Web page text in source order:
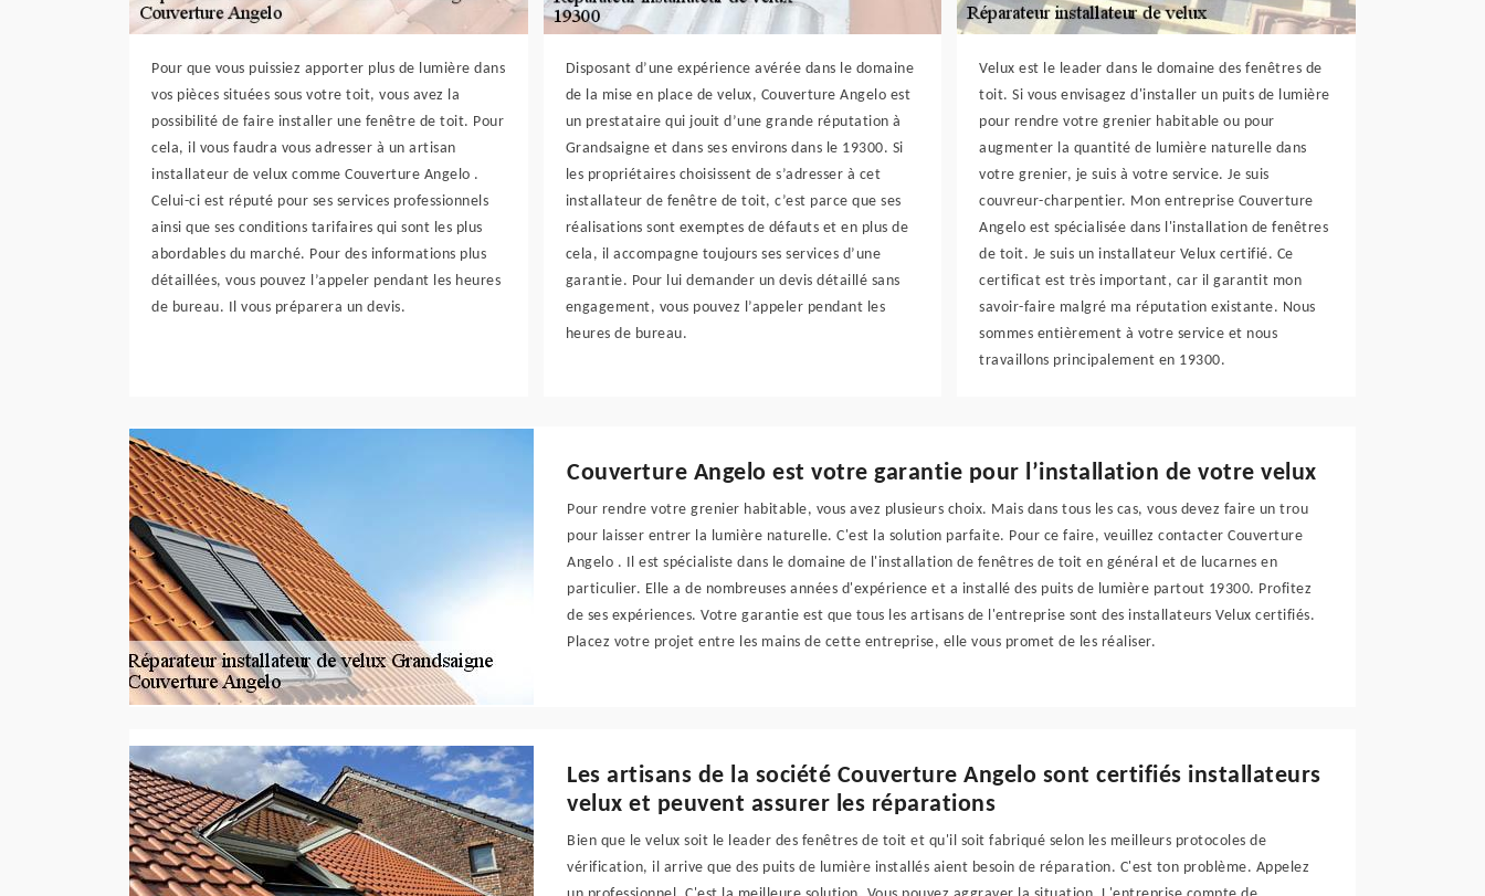
Pour que vous puissiez apporter plus de lumière dans
vos pièces situées sous votre toit, vous avez la
possibilité de faire installer une fenêtre de toit. Pour
cela, il vous faudra vous adresser à un artisan
installateur de velux comme Couverture Angelo .
Celui-ci est réputé pour ses services professionnels
ainsi que ses conditions tarifaires qui sont les plus
abordables du marché. Pour des informations plus
détaillées, vous pouvez l’appeler pendant les heures
de bureau. Il vous préparera un devis.
Disposant d’une expérience avérée dans le domaine
de la mise en place de velux, Couverture Angelo est
un prestataire qui jouit d’une grande réputation à
Grandsaigne et dans ses environs dans le 19300. Si
les propriétaires choisissent de s’adresser à cet
installateur de fenêtre de toit, c’est parce que ses
réalisations sont exemptes de défauts et en plus de
cela, il accompagne toujours ses services d’une
garantie. Pour lui demander un devis détaillé sans
engagement, vous pouvez l’appeler pendant les
heures de bureau.
Velux est le leader dans le domaine des fenêtres de
toit. Si vous envisagez d'installer un puits de lumière
pour rendre votre grenier habitable ou pour
augmenter la quantité de lumière naturelle dans
votre grenier, je suis à votre service. Je suis
couvreur-charpentier. Mon entreprise Couverture
Angelo est spécialisée dans l'installation de fenêtres
de toit. Je suis un installateur Velux certifié. Ce
certificat est très important, car il garantit mon
savoir-faire malgré ma réputation existante. Nous
sommes entièrement à votre service et nous
travaillons principalement en 19300.
Couverture Angelo est votre garantie pour l’installation de votre velux
Pour rendre votre grenier habitable, vous avez plusieurs choix. Mais dans tous les cas, vous devez faire un trou
pour laisser entrer la lumière naturelle. C'est la solution parfaite. Pour ce faire, veuillez contacter Couverture
Angelo . Il est spécialiste dans le domaine de l'installation de fenêtres de toit en général et de lucarnes en
particulier. Elle a de nombreuses années d'expérience et a installé des puits de lumière partout 19300. Profitez
de ses expériences. Votre garantie est que tous les artisans de l'entreprise sont des installateurs Velux certifiés.
Placez votre projet entre les mains de cette entreprise, elle vous promet de les réaliser.
Les artisans de la société Couverture Angelo sont certifiés installateurs
velux et peuvent assurer les réparations
Bien que le velux soit le leader des fenêtres de toit et qu'il soit fabriqué selon les meilleurs protocoles de
vérification, il arrive que des puits de lumière installés aient besoin de réparation. C'est ton problème. Appelez